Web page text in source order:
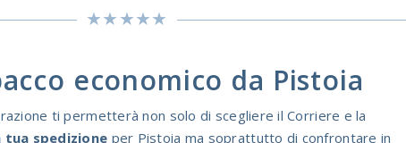
economico da Pistoia
ti permetterà non solo di scegliere il Corriere e la
tua spedizione per Pistoia ma soprattutto di confrontare in